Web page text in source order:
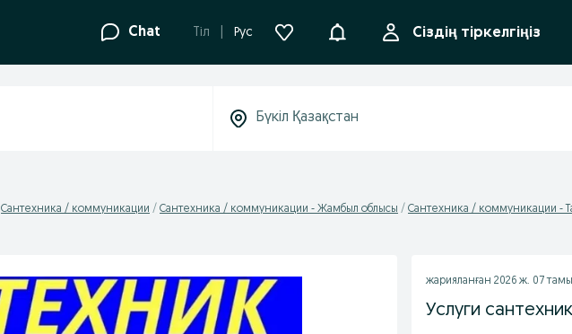
Chat Tіл Рус АқпараттандыруСіздің тіркелгіңіз
Сантехника / коммуникации Сантехника / коммуникации - Жамбыл облысы Сантехника / коммуникации -
жарияланған 2026 ж. 07
Услуги